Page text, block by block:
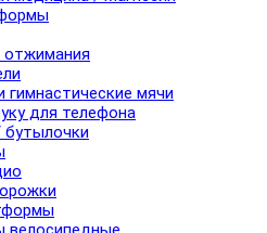
мячи
для телефона